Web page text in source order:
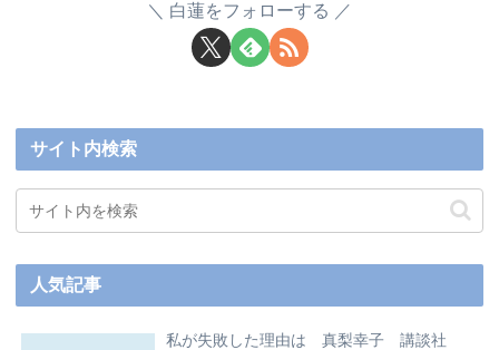
白蓮をフォローする
サイト内検索
人気記事
私が失敗した理由は 真梨幸子 講談社